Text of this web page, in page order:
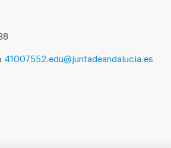
41007552.edu@juntadeandalucia.es